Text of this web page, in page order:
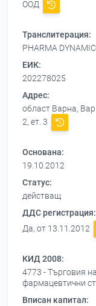
ООД
Транслитерация:
PHARMA
ЕИК:
202278025
Адрес:
област Варна,
2, ет. 3
Основана:
19.10.2012
Статус:
действащ
ДДС регистрация:
Да, от 13.11.2012
КИД 2008:
4773 - Търговия
фармацевтични
Вписан капитал: